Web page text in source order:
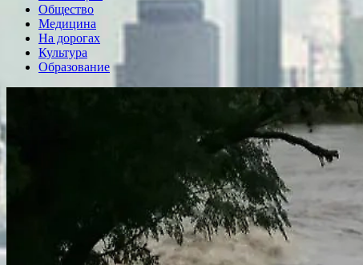
Общество
Медицина
На дорогах
Культура
Образование